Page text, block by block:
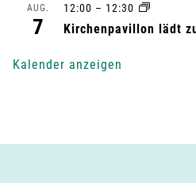
-
AUG.
7
12:00 – 12:30
Kirchenpavillon lädt
Kalender anzeigen